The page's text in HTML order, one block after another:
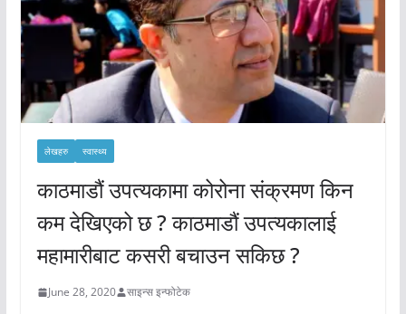
लेखहरु स्वास्थ्य
काठमाडौं उपत्यकामा कोरोना संक्रमण किन
कम देखिएको छ ? काठमाडौं उपत्यकालाई
महामारीबाट कसरी बचाउन सकिछ ?
June 28, 2020 साइन्स इन्फोटेक